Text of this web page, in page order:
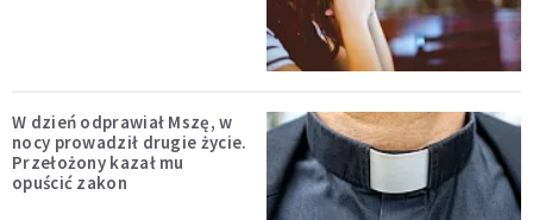
W dzień odprawiał Mszę, w
nocy prowadził drugie życie.
Przełożony kazał mu
opuścić zakon